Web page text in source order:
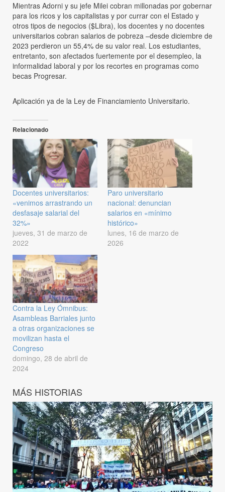
Mientras Adorni y su jefe Milei cobran millonadas por gobernar
para los ricos y los capitalistas y por currar con el Estado y
otros tipos de negocios ($Libra), los docentes y no docentes
universitarios cobran salarios de pobreza –desde diciembre de
2023 perdieron un 55,4% de su valor real. Los estudiantes,
entretanto, son afectados fuertemente por el desempleo, la
informalidad laboral y por los recortes en programas como
becas Progresar.
Aplicación ya de la Ley de Financiamiento Universitario.
Relacionado
Docentes universitarios:
«venimos arrastrando un
desfasaje salarial del
32%»
jueves, 31 de marzo de
2022
Paro universitario
nacional: denuncian
salarios en «mínimo
histórico»
lunes, 16 de marzo de
2026
Contra la Ley Ómnibus:
Asambleas Barriales junto
a otras organizaciones se
movilizan hasta el
Congreso
domingo, 28 de abril de
2024
MÁS HISTORIAS